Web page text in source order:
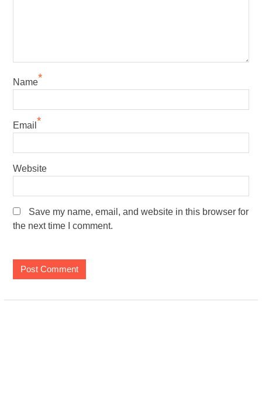
Name*
Email *
Website
Save my name, email, and website in this browser for
the next time I comment.